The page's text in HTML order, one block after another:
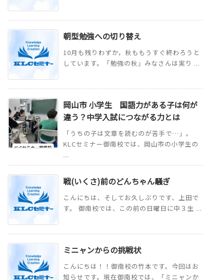
朝型勉強への切り替え
10月も残りわずか，秋ももうすぐ終わろうと
しています。「勉強の秋」みなさんは実り ...
岡山市 小学生 国語力がある子は何が
違う？中学入試につながる力とは
「うちの子は文章を読むのが苦手で…」。
KLCセミナー御南校では、岡山市の小学生の
...
戦(いくさ)前のどんちゃん騒ぎ
こんにちは、そしてお久しぶりです、上田で
す。 御南校では、この前の日曜日に中３生 ...
ミニャンからの挑戦状
こんにちは！！御南校の竹本です。今回はお
知らせです。現在御南校では、「ミニャンか